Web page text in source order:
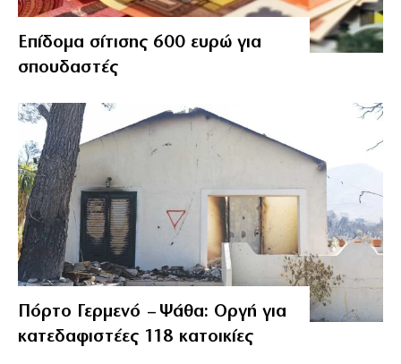
Επίδομα σίτισης 600 ευρώ για
σπουδαστές
Πόρτο Γερμενό – Ψάθα: Οργή για
κατεδαφιστέες 118 κατοικίες